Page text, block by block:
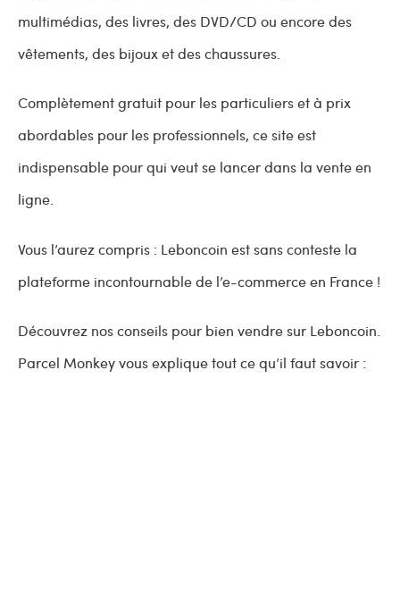
multimédias, des livres, des DVD/CD ou encore des
vêtements, des bijoux et des chaussures.
Complètement gratuit pour les particuliers et à prix
abordables pour les professionnels, ce site est
indispensable pour qui veut se lancer dans la vente en
ligne.
Vous l’aurez compris : Leboncoin est sans conteste la
plateforme incontournable de l’e-commerce en France !
Découvrez nos conseils pour bien vendre sur Leboncoin.
Parcel Monkey vous explique tout ce qu’il faut savoir :